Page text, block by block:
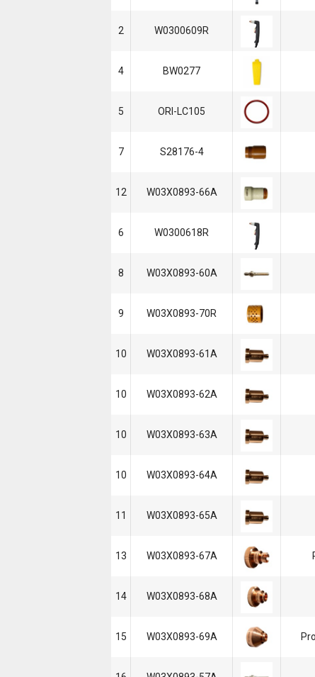
2 W0300609R
4 BW0277
5 ORI-LC105
7 S28176-4
12 W03X0893-66A
6 W0300618R
8 W03X0893-60A
9 W03X0893-70R
10 W03X0893-61A
10 W03X0893-62A
10 W03X0893-63A
10 W03X0893-64A
11 W03X0893-65A
13 W03X0893-67A
14 W03X0893-68A
15 W03X0893-69A